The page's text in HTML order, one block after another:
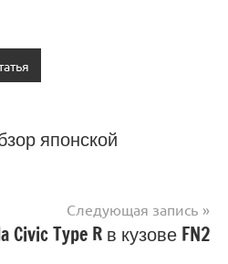
японской
Следующая запись
Civic Type R в кузове FN2